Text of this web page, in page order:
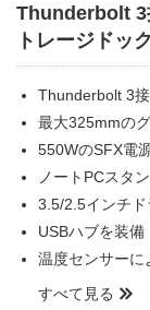
Thunderbolt 3
トレージドッ
Thunderbolt 3
最大325mmの
550WのSFX電
ノートPCスタ
3.5/2.5インチ
USBハブを装備
温度センサーに
すべて見る